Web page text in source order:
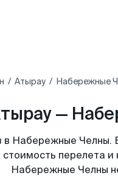
Атырау Набережные
—
Набережные Челны.
перелета
Набережные Челны